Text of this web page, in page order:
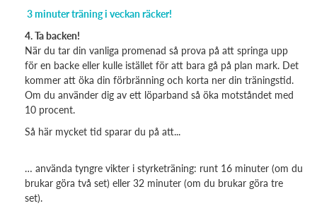
3 minuter träning i veckan räcker!
4. Ta backen!
När du tar din vanliga promenad så prova på att springa upp
för en backe eller kulle istället för att bara gå på plan mark. Det
kommer att öka din förbränning och korta ner din träningstid.
Om du använder dig av ett löparband så öka motståndet med
10 procent.
Så här mycket tid sparar du på att...
… använda tyngre vikter i styrketräning: runt 16 minuter (om du
brukar göra två set) eller 32 minuter (om du brukar göra tre
set).